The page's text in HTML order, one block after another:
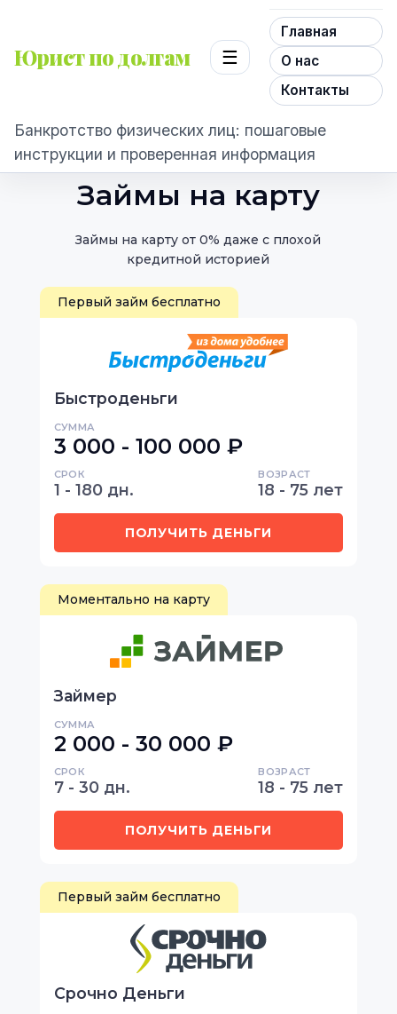
Юрист по долгам ☰
Главная
О нас
Контакты
Банкротство физических лиц: пошаговые
инструкции и проверенная информация
Займы на карту
Займы на карту от 0% даже с плохой
кредитной историей
Первый займ бесплатно
Быстроденьги
СУММА
3 000 - 100 000 ₽
СРОК
1 - 180 дн.
ВОЗРАСТ
18 - 75 лет
ПОЛУЧИТЬ ДЕНЬГИ
Моментально на карту
Займер
СУММА
2 000 - 30 000 ₽
СРОК
7 - 30 дн.
ВОЗРАСТ
18 - 75 лет
ПОЛУЧИТЬ ДЕНЬГИ
Первый займ бесплатно
Срочно Деньги